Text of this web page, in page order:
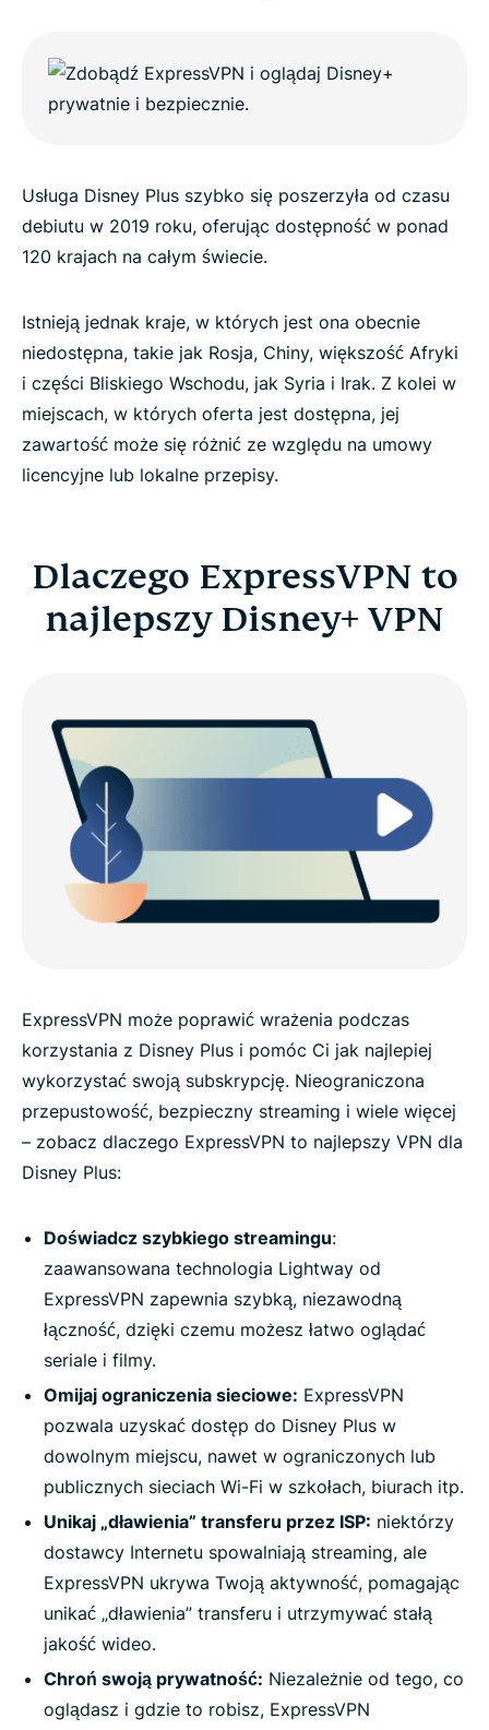
Usługa Disney Plus szybko się poszerzyła od czasu
debiutu w 2019 roku, oferując dostępność w ponad
120 krajach na całym świecie.
Istnieją jednak kraje, w których jest ona obecnie
niedostępna, takie jak Rosja, Chiny, większość Afryki
i części Bliskiego Wschodu, jak Syria i Irak. Z kolei w
miejscach, w których oferta jest dostępna, jej
zawartość może się różnić ze względu na umowy
licencyjne lub lokalne przepisy.
Dlaczego ExpressVPN to
najlepszy Disney+ VPN
ExpressVPN może poprawić wrażenia podczas
korzystania z Disney Plus i pomóc Ci jak najlepiej
wykorzystać swoją subskrypcję. Nieograniczona
przepustowość, bezpieczny streaming i wiele więcej
– zobacz dlaczego ExpressVPN to najlepszy VPN dla
Disney Plus:
Doświadcz szybkiego streamingu:
zaawansowana technologia Lightway od
ExpressVPN zapewnia szybką, niezawodną
łączność, dzięki czemu możesz łatwo oglądać
seriale i filmy.
Omijaj ograniczenia sieciowe: ExpressVPN
pozwala uzyskać dostęp do Disney Plus w
dowolnym miejscu, nawet w ograniczonych lub
publicznych sieciach Wi-Fi w szkołach, biurach itp.
Unikaj „dławienia” transferu przez ISP: niektórzy
dostawcy Internetu spowalniają streaming, ale
ExpressVPN ukrywa Twoją aktywność, pomagając
unikać „dławienia” transferu i utrzymywać stałą
jakość wideo.
Chroń swoją prywatność: Niezależnie od tego, co
oglądasz i gdzie to robisz, ExpressVPN